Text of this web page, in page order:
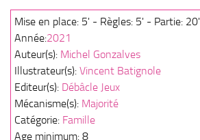
Mise en place: 5' - Règles: 5' - Partie: 20'
Année:2021
Auteur(s): Michel Gonzalves
Illustrateur(s): Vincent Batignole
Editeur(s): Débâcle Jeux
Mécanisme(s): Majorité
Catégorie: Famille
Age minimum: 8